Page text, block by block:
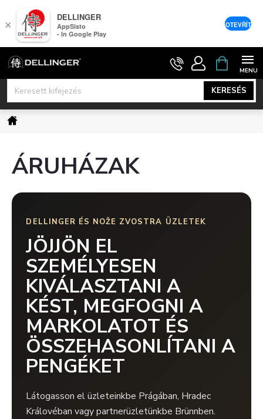
Ugrás
KERESÉS
KOSÁR
Kezdőlap
ÁRUHÁZAK
DELLINGER ÉS NOŽE ZVOSTRA ÜZLETEK
JÖJJÖN EL
SZEMÉLYESEN
KIVÁLASZTANI A
KÉST, MEGFOGNI A
MARKOLATOT ÉS
ÖSSZEHASONLÍTANI A
PENGÉKET
Látogasson el üzleteinkbe Prágában, Hradec
Královéban vagy partnerüzletünkbe Brünnben.
×
DELLINGER
AppSisto
- In Google Play
OTEVŘÍT